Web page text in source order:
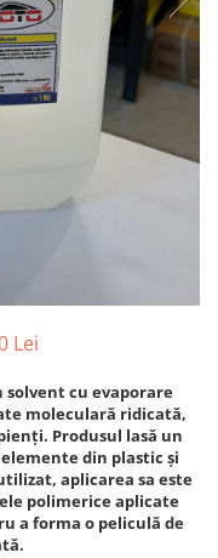
Lei
solvent cu evaporare
moleculară ridicată,
Produsul lasă un
din plastic și
aplicarea sa este
polimerice aplicate
a forma o peliculă de